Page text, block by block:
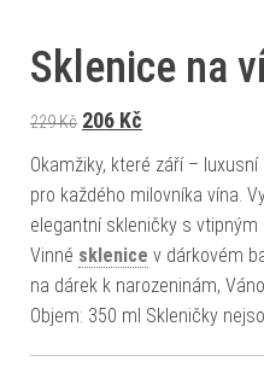
Sklenice na
229Kč Původní cena byla:
206 Kč
Okamžiky, které září –
pro každého milovníka vína.
elegantní skleničky s
Vinné sklenice v dárkovém
na dárek k narozeninám,
Objem: 350 ml Skleničky